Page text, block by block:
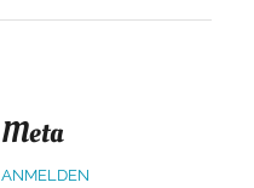
Meta
ANMELDEN